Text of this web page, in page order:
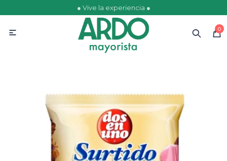
● Vive la experiencia ●
0
 Ofertas Escolares
Comestibles